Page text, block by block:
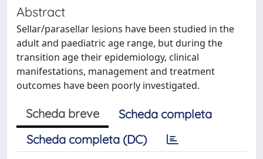
Abstract
Sellar/parasellar lesions have been studied in the
adult and paediatric age range, but during the
transition age their epidemiology, clinical
manifestations, management and treatment
outcomes have been poorly investigated.
Scheda breve
Scheda completa
Scheda completa (DC)